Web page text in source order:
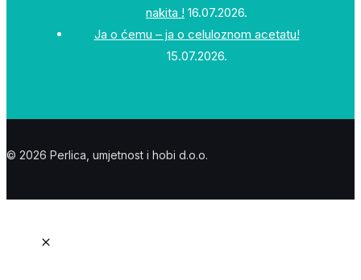
nakita ! 16.07.2026.
Ja o ćemu – ja o celuloznom acetatu!
15.07.2026.
© 2026 Perlica, umjetnost i hobi d.o.o.